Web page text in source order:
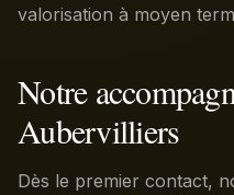
valorisation à moyen
Notre
Aubervilliers
Dès le premier contact,